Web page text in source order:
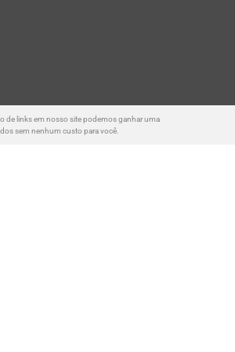
de links em nosso site podemos ganhar uma
sem nenhum custo para você.